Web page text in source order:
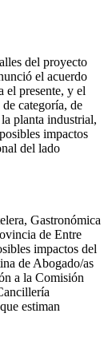
del proyecto
el acuerdo
el presente, y el
categoría, de
planta industrial,
impactos
del lado
Gastronómica
de Entre
impactos del
de Abogado/as
a la Comisión
estiman